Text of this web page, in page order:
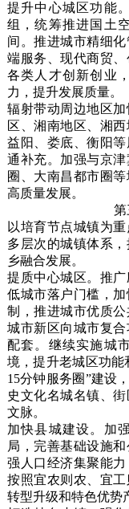
提升中心城区功能
组，统筹推进国土
间。推进城市精细
端服务、现代商贸
各类人才创新创业
力，提升发展质量。
辐射带动周边地区
区、湘南地区、湘
益阳、娄底、衡阳
通补充。加强与京
圈、大南昌都市圈
高质量发展。
第
以培育节点城镇为
多层次的城镇体系
乡融合发展。
提质中心城区。推
低城市落户门槛，
制，推进城市优质公
城市新区向城市复
配套。继续实施城
境，提升老城区功能
15分钟服务圈”建设
史文化名城名镇、
文脉。
加快县城建设。加
局，完善基础设施
强人口经济集聚能力
按照宜农则农、宜
转型升级和特色优势